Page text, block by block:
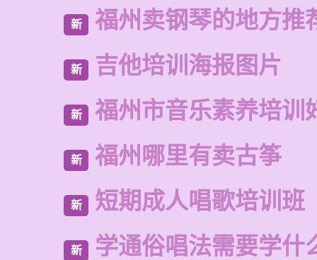
新 福州卖钢琴的地方推
新 吉他培训海报图片
新 福州市音乐素养培训
新 福州哪里有卖古筝
新 短期成人唱歌培训班
新 学通俗唱法需要学什